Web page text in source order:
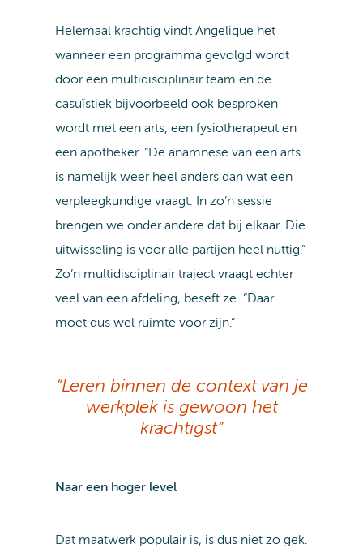
Helemaal krachtig vindt Angelique het
wanneer een programma gevolgd wordt
door een multidisciplinair team en de
casuïstiek bijvoorbeeld ook besproken
wordt met een arts, een fysiotherapeut en
een apotheker. “De anamnese van een arts
is namelijk weer heel anders dan wat een
verpleegkundige vraagt. In zo’n sessie
brengen we onder andere dat bij elkaar. Die
uitwisseling is voor alle partijen heel nuttig.”
Zo’n multidisciplinair traject vraagt echter
veel van een afdeling, beseft ze. “Daar
moet dus wel ruimte voor zijn.”
“Leren binnen de context van je
werkplek is gewoon het
krachtigst”
Naar een hoger level
Dat maatwerk populair is, is dus niet zo gek.